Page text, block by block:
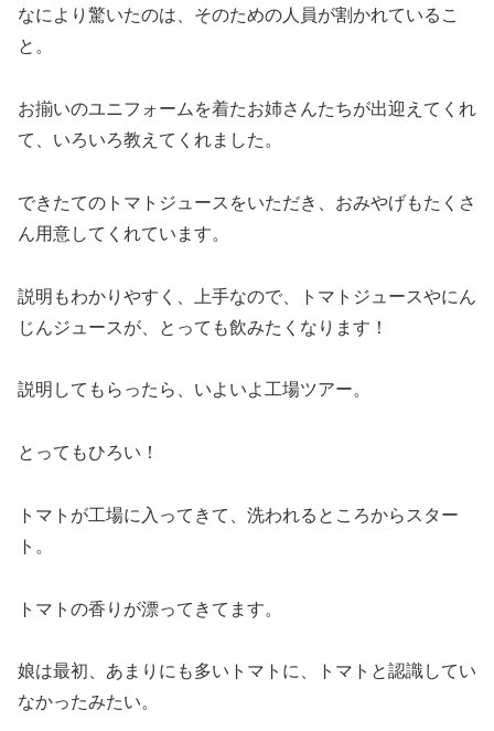
なにより驚いたのは、そのための人員が割かれているこ
と。
お揃いのユニフォームを着たお姉さんたちが出迎えてくれ
て、いろいろ教えてくれました。
できたてのトマトジュースをいただき、おみやげもたくさ
ん用意してくれています。
説明もわかりやすく、上手なので、トマトジュースやにん
じんジュースが、とっても飲みたくなります！
説明してもらったら、いよいよ工場ツアー。
とってもひろい！
トマトが工場に入ってきて、洗われるところからスター
ト。
トマトの香りが漂ってきてます。
娘は最初、あまりにも多いトマトに、トマトと認識してい
なかったみたい。